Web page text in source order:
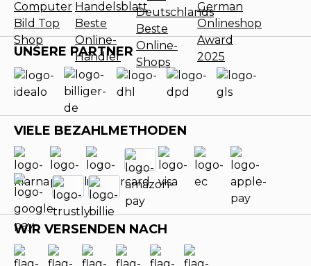
UNSERE PARTNER
VIELE BEZAHLMETHODEN
WIR VERSENDEN NACH